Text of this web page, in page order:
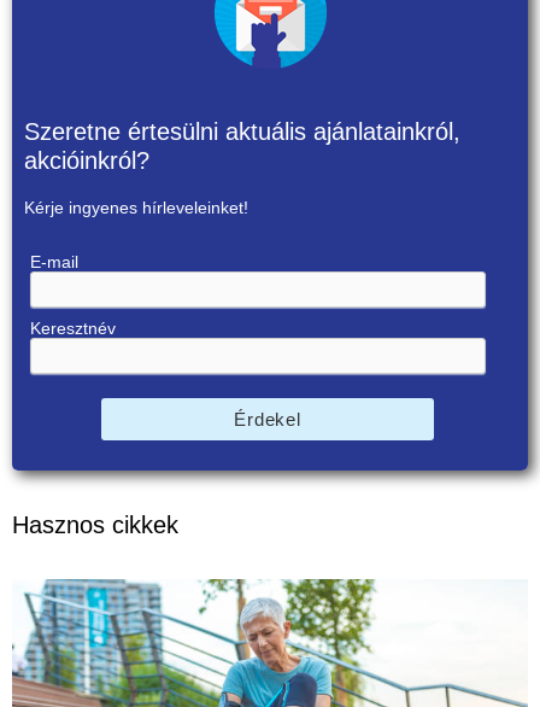
Szeretne értesülni aktuális ajánlatainkról,
akcióinkról?
Kérje ingyenes hírleveleinket!
E-mail
Keresztnév
Érdekel
Hasznos cikkek